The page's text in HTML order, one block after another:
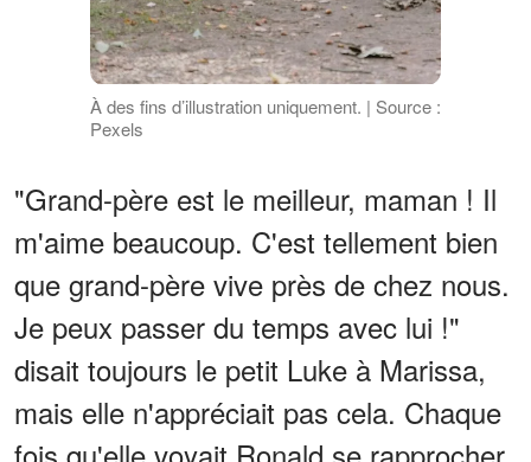
À des fins d’illustration uniquement. | Source :
Pexels
"Grand-père est le meilleur, maman ! Il
m'aime beaucoup. C'est tellement bien
que grand-père vive près de chez nous.
Je peux passer du temps avec lui !"
disait toujours le petit Luke à Marissa,
mais elle n'appréciait pas cela. Chaque